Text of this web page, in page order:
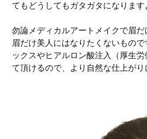
てもどうしてもガタガタになります
勿論メディカルアートメイクで眉だ
眉だけ美人にはなりたくないもので
ックスやヒアルロン酸注入（厚生
て頂けるので、より自然な仕上がり